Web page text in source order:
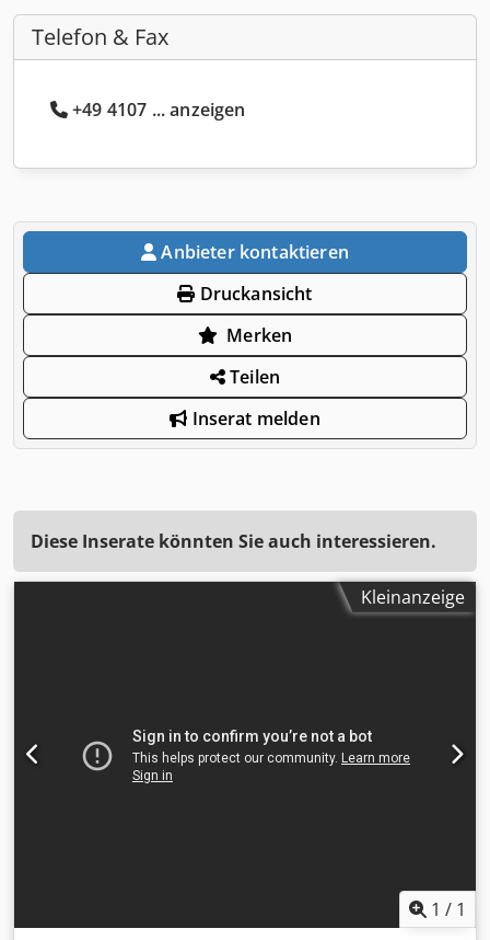
Telefon & Fax
+49 4107 ... anzeigen
Anbieter kontaktieren
Druckansicht
Merken
Teilen
Inserat melden
Diese Inserate könnten Sie auch interessieren.
Kleinanzeige
1 / 1